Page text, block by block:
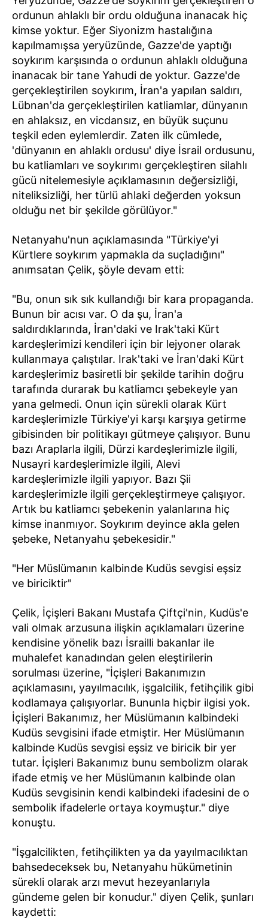
ordunun ahlaklı bir ordu olduğuna inanacak hiç
kimse yoktur. Eğer Siyonizm hastalığına
kapılmamışsa yeryüzünde, Gazze'de yaptığı
soykırım karşısında o ordunun ahlaklı olduğuna
inanacak bir tane Yahudi de yoktur. Gazze'de
gerçekleştirilen soykırım, İran'a yapılan saldırı,
Lübnan'da gerçekleştirilen katliamlar, dünyanın
en ahlaksız, en vicdansız, en büyük suçunu
teşkil eden eylemlerdir. Zaten ilk cümlede,
'dünyanın en ahlaklı ordusu' diye İsrail ordusunu,
bu katliamları ve soykırımı gerçekleştiren silahlı
gücü nitelemesiyle açıklamasının değersizliği,
niteliksizliği, her türlü ahlaki değerden yoksun
olduğu net bir şekilde görülüyor."
Netanyahu'nun açıklamasında "Türkiye'yi
Kürtlere soykırım yapmakla da suçladığını"
anımsatan Çelik, şöyle devam etti:
"Bu, onun sık sık kullandığı bir kara propaganda.
Bunun bir acısı var. O da şu, İran'a
saldırdıklarında, İran'daki ve Irak'taki Kürt
kardeşlerimizi kendileri için bir lejyoner olarak
kullanmaya çalıştılar. Irak'taki ve İran'daki Kürt
kardeşlerimiz basiretli bir şekilde tarihin doğru
tarafında durarak bu katliamcı şebekeyle yan
yana gelmedi. Onun için sürekli olarak Kürt
kardeşlerimizle Türkiye'yi karşı karşıya getirme
gibisinden bir politikayı gütmeye çalışıyor. Bunu
bazı Araplarla ilgili, Dürzi kardeşlerimizle ilgili,
Nusayri kardeşlerimizle ilgili, Alevi
kardeşlerimizle ilgili yapıyor. Bazı Şii
kardeşlerimizle ilgili gerçekleştirmeye çalışıyor.
Artık bu katliamcı şebekenin yalanlarına hiç
kimse inanmıyor. Soykırım deyince akla gelen
şebeke, Netanyahu şebekesidir."
"Her Müslümanın kalbinde Kudüs sevgisi eşsiz
ve biriciktir"
Çelik, İçişleri Bakanı Mustafa Çiftçi'nin, Kudüs'e
vali olmak arzusuna ilişkin açıklamaları üzerine
kendisine yönelik bazı İsrailli bakanlar ile
muhalefet kanadından gelen eleştirilerin
sorulması üzerine, "İçişleri Bakanımızın
açıklamasını, yayılmacılık, işgalcilik, fetihçilik gibi
kodlamaya çalışıyorlar. Bununla hiçbir ilgisi yok.
İçişleri Bakanımız, her Müslümanın kalbindeki
Kudüs sevgisini ifade etmiştir. Her Müslümanın
kalbinde Kudüs sevgisi eşsiz ve biricik bir yer
tutar. İçişleri Bakanımız bunu sembolizm olarak
ifade etmiş ve her Müslümanın kalbinde olan
Kudüs sevgisinin kendi kalbindeki ifadesini de o
sembolik ifadelerle ortaya koymuştur." diye
konuştu.
"İşgalcilikten, fetihçilikten ya da yayılmacılıktan
bahsedeceksek bu, Netanyahu hükümetinin
sürekli olarak arzı mevut hezeyanlarıyla
gündeme gelen bir konudur." diyen Çelik, şunları
kaydetti: